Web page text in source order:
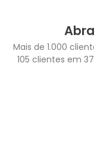
Mais de 1.000
105 clientes em